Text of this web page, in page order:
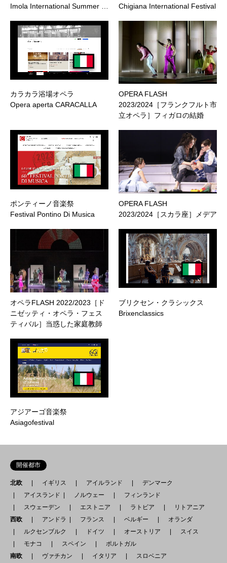
Imola International Summer …
Chigiana International Festival
カラカラ浴場オペラ
Opera aperta CARACALLA
OPERA FLASH
2023/2024［フランクフルト市
立オペラ］フィガロの結婚
ポンティーノ音楽祭
Festival Pontino Di Musica
OPERA FLASH
2023/2024［スカラ座］メデア
オペラFLASH 2022/2023［ド
ニゼッティ・オペラ・フェス
ティバル］当惑した家庭教師
ブリクセン・クラシックス
Brixenclassics
アジアーゴ音楽祭
Asiagofestival
開催都市
北欧 イギリス アイルランド
デンマーク
アイスランド
ノルウェー
フィンランド
スウェーデン
エストニア ラトビア
リトアニア
西欧
アンドラ フランス ベルギー
オランダ
ルクセンブルク
ドイツ オーストリア
スイス
モナコ
スペイン
ポルトガル
南欧
ヴァチカン イタリア
スロベニア